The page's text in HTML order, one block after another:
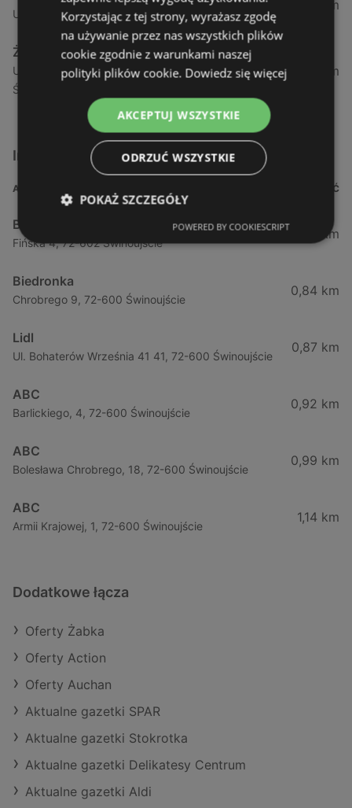
Ul. Armii Krajowej 12 / 1a, 72-600 Świnoujście
1,04 km
Żabka
Ul. Wybrzeże Wł. Iv 26/27 Lok. Lu, 72-600
Świnoujście
1,05 km
Inne sklepy Supermarkety w pobliżu
ADRES ODLEGŁOŚĆ
Biedronka
Fińska 4, 72-602 Świnoujście
0,23 km
Biedronka
Chrobrego 9, 72-600 Świnoujście
0,84 km
Lidl
Ul. Bohaterów Września 41 41, 72-600 Świnoujście
0,87 km
ABC
Barlickiego, 4, 72-600 Świnoujście
0,92 km
ABC
Bolesława Chrobrego, 18, 72-600 Świnoujście
0,99 km
ABC
Armii Krajowej, 1, 72-600 Świnoujście
1,14 km
Dodatkowe łącza
Oferty Żabka
Oferty Action
Oferty Auchan
Aktualne gazetki SPAR
Aktualne gazetki Stokrotka
Aktualne gazetki Delikatesy Centrum
Aktualne gazetki Aldi
Korzystając z tej strony, wyrażasz zgodę
na używanie przez nas wszystkich plików
cookie zgodnie z warunkami naszej
polityki plików cookie. Dowiedz się więcej
AKCEPTUJ WSZYSTKIE
ODRZUĆ WSZYSTKIE
POKAŻ SZCZEGÓŁY
POWERED BY COOKIESCRIPT